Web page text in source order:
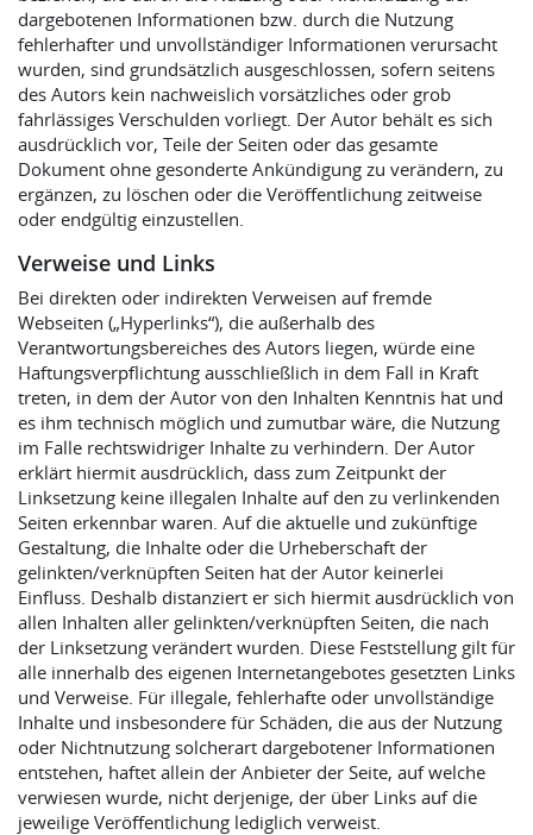
dargebotenen Informationen bzw. durch die Nutzung
fehlerhafter und unvollständiger Informationen verursacht
wurden, sind grundsätzlich ausgeschlossen, sofern seitens
des Autors kein nachweislich vorsätzliches oder grob
fahrlässiges Verschulden vorliegt. Der Autor behält es sich
ausdrücklich vor, Teile der Seiten oder das gesamte
Dokument ohne gesonderte Ankündigung zu verändern, zu
ergänzen, zu löschen oder die Veröffentlichung zeitweise
oder endgültig einzustellen.
Verweise und Links
Bei direkten oder indirekten Verweisen auf fremde
Webseiten („Hyperlinks“), die außerhalb des
Verantwortungsbereiches des Autors liegen, würde eine
Haftungsverpflichtung ausschließlich in dem Fall in Kraft
treten, in dem der Autor von den Inhalten Kenntnis hat und
es ihm technisch möglich und zumutbar wäre, die Nutzung
im Falle rechtswidriger Inhalte zu verhindern. Der Autor
erklärt hiermit ausdrücklich, dass zum Zeitpunkt der
Linksetzung keine illegalen Inhalte auf den zu verlinkenden
Seiten erkennbar waren. Auf die aktuelle und zukünftige
Gestaltung, die Inhalte oder die Urheberschaft der
gelinkten/verknüpften Seiten hat der Autor keinerlei
Einfluss. Deshalb distanziert er sich hiermit ausdrücklich von
allen Inhalten aller gelinkten/verknüpften Seiten, die nach
der Linksetzung verändert wurden. Diese Feststellung gilt für
alle innerhalb des eigenen Internetangebotes gesetzten Links
und Verweise. Für illegale, fehlerhafte oder unvollständige
Inhalte und insbesondere für Schäden, die aus der Nutzung
oder Nichtnutzung solcherart dargebotener Informationen
entstehen, haftet allein der Anbieter der Seite, auf welche
verwiesen wurde, nicht derjenige, der über Links auf die
jeweilige Veröffentlichung lediglich verweist.